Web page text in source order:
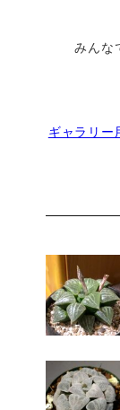
みんな
ギャラリー